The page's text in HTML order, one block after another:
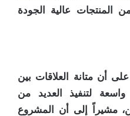
المنتجات عالية الجودة
على أن متانة العلاقات بين
لتنفيذ العديد من
مشيراً إلى أن المشروع